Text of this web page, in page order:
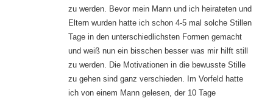
zu werden. Bevor mein Mann und ich heirateten und
Eltern wurden hatte ich schon 4-5 mal solche Stillen
Tage in den unterschiedlichsten Formen gemacht
und weiß nun ein bisschen besser was mir hilft still
zu werden. Die Motivationen in die bewusste Stille
zu gehen sind ganz verschieden. Im Vorfeld hatte
ich von einem Mann gelesen, der 10 Tage